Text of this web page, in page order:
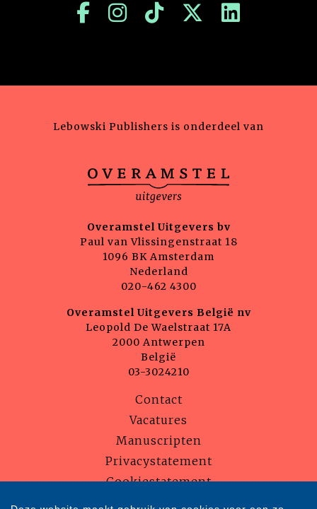
Lebowski Publishers is onderdeel van
Overamstel Uitgevers bv
Paul van Vlissingenstraat 18
1096 BK Amsterdam
Nederland
020-462 4300
Overamstel Uitgevers België nv
Leopold De Waelstraat 17A
2000 Antwerpen
België
03-3024210
Contact
Vacatures
Manuscripten
Privacystatement
Cookiestatement
Cookie-instellingen